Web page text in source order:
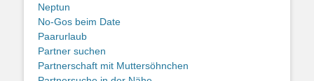
Neptun
No-Gos beim Date
Paarurlaub
Partner suchen
Partnerschaft mit Muttersöhnchen